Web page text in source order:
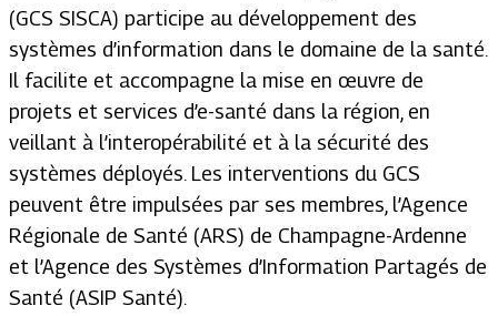
(GCS SISCA) participe au développement des
systèmes d’information dans le domaine de la santé.
Il facilite et accompagne la mise en œuvre de
projets et services d’e-santé dans la région, en
veillant à l’interopérabilité et à la sécurité des
systèmes déployés. Les interventions du GCS
peuvent être impulsées par ses membres, l’Agence
Régionale de Santé (ARS) de Champagne-Ardenne
et l’Agence des Systèmes d’Information Partagés de
Santé (ASIP Santé).